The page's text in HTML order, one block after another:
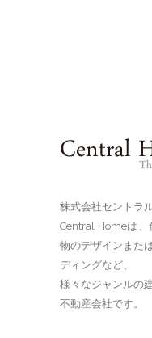
株式会社セントラ
Central Homeは
物のデザインまた
ディングなど、
様々なジャンルの
不動産会社です。